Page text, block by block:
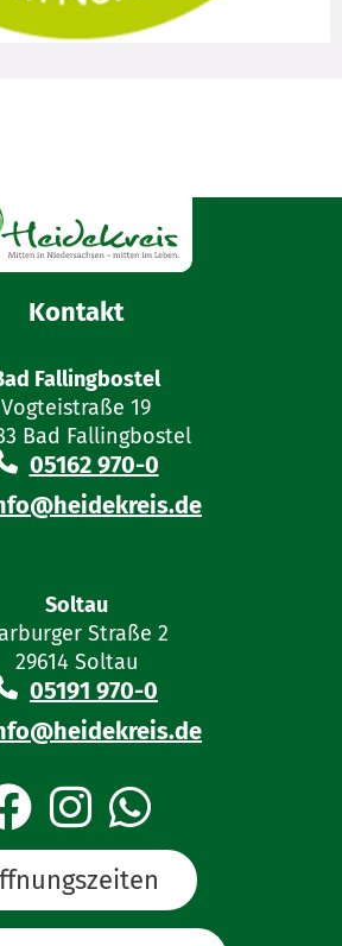
Kontakt
Fallingbostel
Vogteistraße 19
Bad Fallingbostel
05162 970-0
Soltau
Straße 2
29614 Soltau
05191 970-0